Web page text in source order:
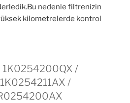
nedenle filtrenizin
kilometrelerde kontrol
/
/